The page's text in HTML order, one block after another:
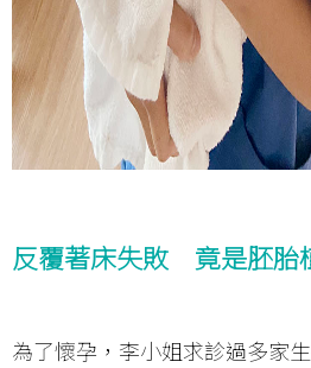
反覆著床失敗 竟是胚胎
為了懷孕，李小姐求診過多家